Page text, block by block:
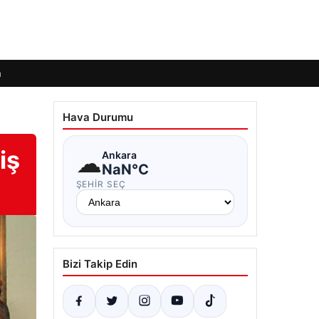
Hava Durumu
☁Ankara
NaN°C
ŞEHIR SEÇ
Bizi Takip Edin